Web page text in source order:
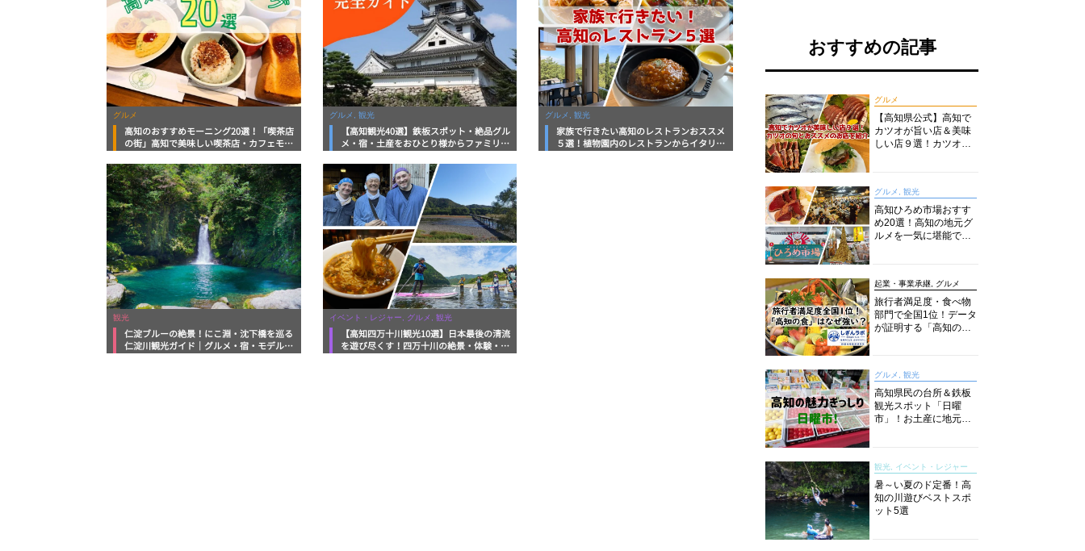
グルメ
高知のおすすめモーニング20選！「喫茶店
の街」高知で美味しい喫茶店・カフェモー
グルメ, 観光
【高知観光40選】鉄板スポット・絶品グル
メ・宿・土産をおひとり様からファミリー
グルメ, 観光
家族で行きたい高知のレストランおススメ
５選！植物園内のレストランからイタリア
観光
仁淀ブルーの絶景！にこ淵・沈下橋を巡る
仁淀川観光ガイド｜グルメ・宿・モデルコ
イベント・レジャー, グルメ, 観光
【高知四万十川観光10選】日本最後の清流
を遊び尽くす！四万十川の絶景・体験・グ
おすすめの記事
グルメ
【高知県公式】高知で
カツオが旨い店＆美味
しい店９選！カツオの
グルメ, 観光
高知ひろめ市場おすす
め20選！高知の地元グ
ルメを一気に堪能でき
起業・事業承継, グルメ
旅行者満足度・食べ物
部門で全国1位！データ
が証明する「高知の
グルメ, 観光
高知県民の台所＆鉄板
観光スポット「日曜
市」！お土産に地元野
説！
観光, イベント・レジャー
暑～い夏のド定番！高
知の川遊びベストスポ
ット5選